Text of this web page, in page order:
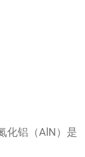
化铝（AlN）是